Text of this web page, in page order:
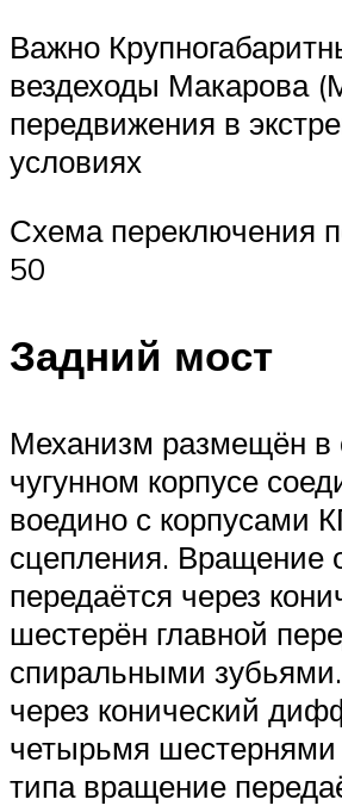
Важно
вездеходы Макарова
передвижения в
условиях
Схема переключения
50
Задний мост
Механизм размещён в
чугунном корпусе
воедино с корпусами
сцепления. Вращение
передаётся через
шестерён главной
спиральными
через конический
четырьмя шестернями
типа вращение